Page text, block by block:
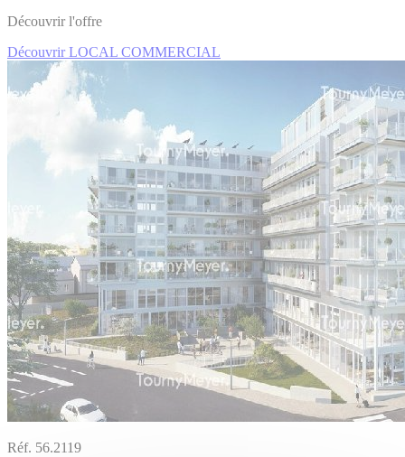
Découvrir l'offre
Découvrir LOCAL COMMERCIAL
Réf. 56.2119